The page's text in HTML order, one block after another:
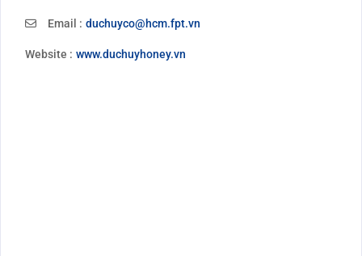
Email : duchuyco@hcm.fpt.vn
Website : www.duchuyhoney.vn